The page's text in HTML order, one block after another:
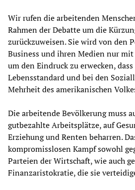
Wir rufen die arbeitenden
Rahmen der Debatte um die
zurückzuweisen. Sie wird von den
Business und ihren Medien nur
um den Eindruck zu erwecken,
Lebensstandard und bei den
Mehrheit des amerikanischen
Die arbeitende Bevölkerung muss
gutbezahlte Arbeitsplätze, auf
Erziehung und Renten beharren.
kompromisslosen Kampf sowohl
Parteien der Wirtschaft, wie auch
Finanzaristokratie, die sie